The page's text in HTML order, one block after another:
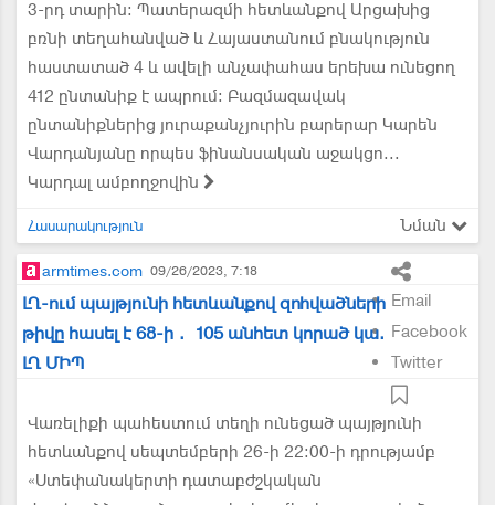
3-րդ տարին: Պատերազմի հետևանքով Արցախից
բռնի տեղահանված և Հայաստանում բնակություն
հաստատած 4 և ավելի անչափահաս երեխա ունեցող
412 ընտանիք է ապրում: Բազմազավակ
ընտանիքներից յուրաքանչյուրին բարերար Կարեն
Վարդանյանը որպես ֆինանսական աջակցո...
Կարդալ ամբողջովին
Հասարակություն Նման
armtimes.com 09/26/2023, 7:18
Email
Facebook
Twitter
ԼՂ-ում պայթյունի հետևանքով զոհվածների
թիվը հասել է 68-ի․ 105 անհետ կորած կա.
ԼՂ ՄԻՊ
Վառելիքի պահեստում տեղի ունեցած պայթյունի
հետևանքով սեպտեմբերի 26-ի 22:00-ի դրությամբ
«Ստեփանակերտի դատաբժշկական